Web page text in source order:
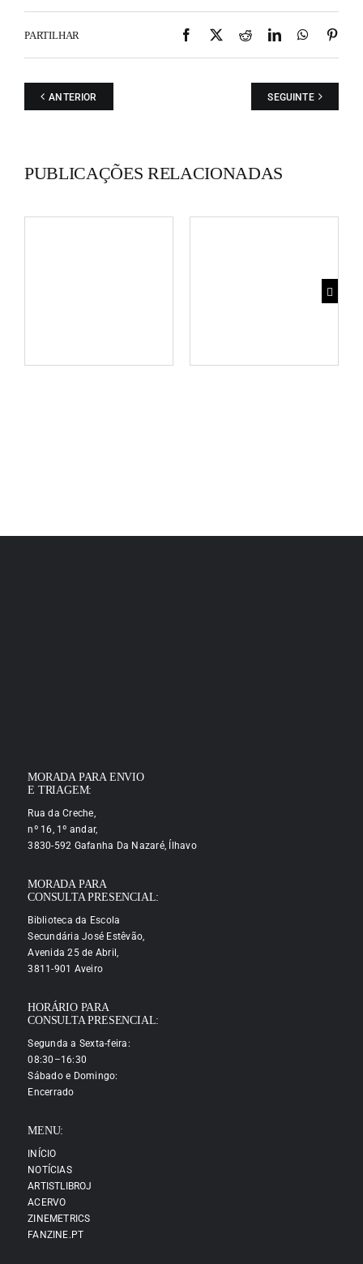
PARTILHAR Facebook
X RedditLinkedIn
ANTERIOR SEGUINTE
PUBLICAÇÕES RELACIONADAS
MORADA PARA ENVIO
E TRIAGEM:
Rua da Creche,
nº 16, 1º andar,
3830-592 Gafanha Da Nazaré, Ílhavo
MORADA PARA
CONSULTA PRESENCIAL:
Biblioteca da Escola
Secundária José Estêvão,
Avenida 25 de Abril,
3811-901 Aveiro
HORÁRIO PARA
CONSULTA PRESENCIAL:
Segunda a Sexta-feira:
08:30–16:30
Sábado e Domingo:
Encerrado
MENU:
INÍCIO
NOTÍCIAS
ARTISTLIBROJ
ACERVO
ZINEMETRICS
FANZINE.PT